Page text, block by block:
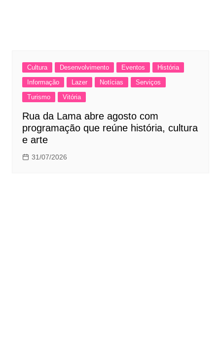
Cultura Desenvolvimento Eventos
História
Informação
Lazer Notícias
Serviços
Turismo
Vitória
Rua da Lama abre agosto com
programação que reúne história, cultura
e arte
31/07/2026